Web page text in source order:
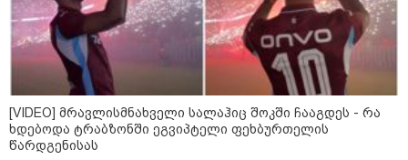
[VIDEO] მრავლისმნახველი სალაჰიც შოკში ჩააგდეს - რა
ხდებოდა ტრაბზონში ეგვიპტელი ფეხბურთელის
წარდგენისას